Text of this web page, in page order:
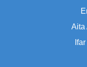
Aita